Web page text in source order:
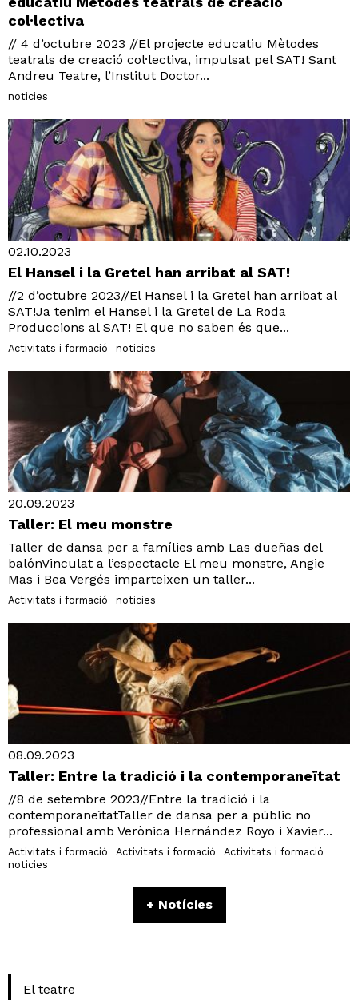
col·lectiva
// 4 d’octubre 2023 //El projecte educatiu Mètodes
teatrals de creació col·lectiva, impulsat pel SAT! Sant
Andreu Teatre, l’Institut Doctor...
noticies
02.10.2023
El Hansel i la Gretel han arribat al SAT!
//2 d’octubre 2023//El Hansel i la Gretel han arribat al
SAT!Ja tenim el Hansel i la Gretel de La Roda
Produccions al SAT! El que no saben és que...
Activitats i formació noticies
20.09.2023
Taller: El meu monstre
Taller de dansa per a famílies amb Las dueñas del
balónVinculat a l’espectacle El meu monstre, Angie
Mas i Bea Vergés imparteixen un taller...
Activitats i formació noticies
08.09.2023
Taller: Entre la tradició i la contemporaneïtat
//8 de setembre 2023//Entre la tradició i la
contemporaneïtatTaller de dansa per a públic no
professional amb Verònica Hernández Royo i Xavier...
Activitats i formació Activitats i formació
Activitats i formació
noticies
+ Notícies
El teatre